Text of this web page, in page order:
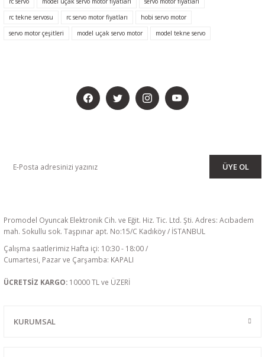
rc tekne servosu
rc servo motor fiyatları
hobi servo motor
servo motor çeşitleri
model uçak servo motor model tekne servo
ÜYE OL
Promodel Oyuncak Elektronik Cih. ve Eğit. Hiz. Tic. Ltd. Şti. Adres: Acıbadem
mah. Sokullu sok. Taşpınar apt. No:15/C Kadıköy / İSTANBUL
Çalışma saatlerimiz Hafta içi: 10:30 - 18:00 /
Cumartesi, Pazar ve Çarşamba: KAPALI
ÜCRETSİZ KARGO: 10000 TL ve ÜZERİ
KURUMSAL